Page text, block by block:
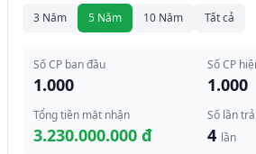
3 Năm 5 Năm 10 Năm Tất cả
Số CP ban đầu
1.000
Số CP
1.000
Tổng tiền mặt nhận
3.230.000.000 đ
Số lần
4 lần